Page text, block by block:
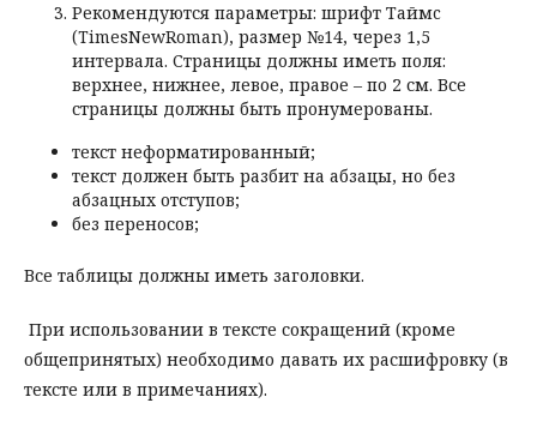
Рекомендуются параметры: шрифт Таймc
(TimesNewRoman), размер №14, через 1,5
интервала. Страницы должны иметь поля:
верхнее, нижнее, левое, правое – по 2 см. Все
страницы должны быть пронумерованы.
текст неформатированный;
текст должен быть разбит на абзацы, но без
абзацных отступов;
без переносов;
Все таблицы должны иметь заголовки.
При использовании в тексте сокращений (кроме
общепринятых) необходимо давать их расшифровку (в
тексте или в примечаниях).